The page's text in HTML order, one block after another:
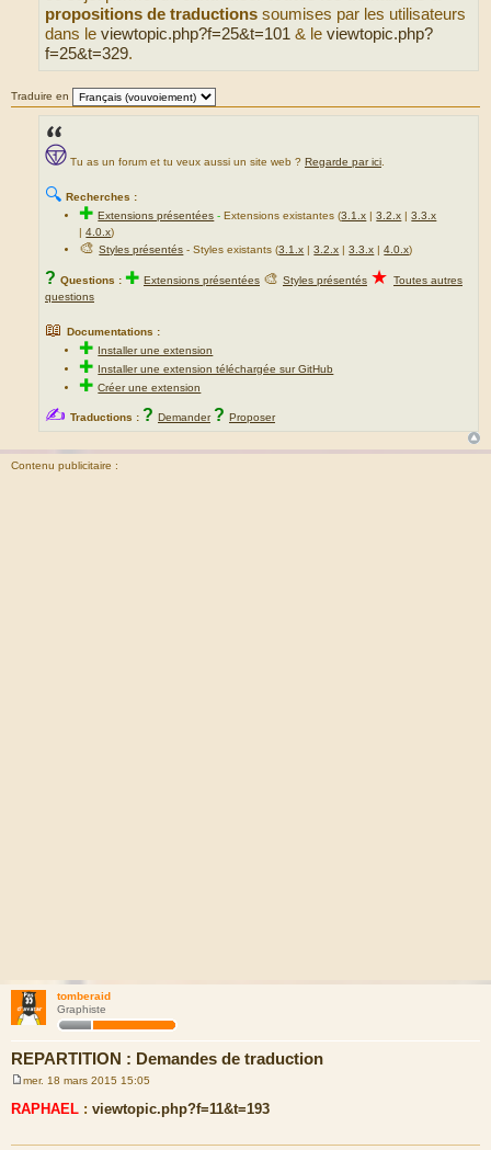
propositions de traductions soumises par les utilisateurs
dans le viewtopic.php?f=25&t=101 & le viewtopic.php?
f=25&t=329.
Traduire en
Tu as un forum et tu veux aussi un site web ? Regarde par ici
🔍 Recherches :
✚Extensions présentées -Extensions existantes (3.1.x |3.2.x |3.3.x
|4.0.x)
🎨Styles présentés - Styles existants (3.1.x |3.2.x |3.3.x |4.0.x)
? Questions : ✚ Extensions présentées 🎨 Styles présentés ★ Toutes autres
questions
📖 Documentations :
✚ Installer une extension
✚ Installer une extension téléchargée sur GitHub
✚Créer une extension
✍ Traductions : ? Demander ? Proposer
Contenu publicitaire :
tomberaid
Graphiste
REPARTITION : Demandes de traduction
e
s
a
mer. 18 mars 2015 15:05
RAPHAEL : viewtopic.php?f=11&t=193